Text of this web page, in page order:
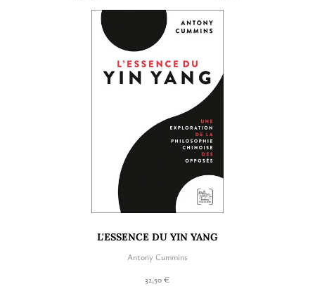
L'ESSENCE DU YIN YANG
Antony Cummins
32,50 €